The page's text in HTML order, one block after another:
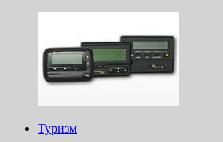
Туризм